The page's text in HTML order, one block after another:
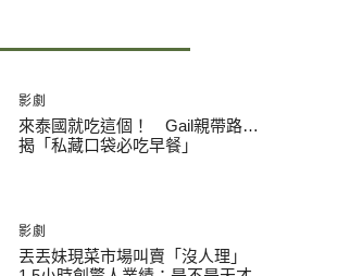
影劇
來泰國就吃這個！ Gail親帶路…
揭「私藏口袋必吃早餐」
影劇
丟丟妹現菜市場叫賣「沒人理」